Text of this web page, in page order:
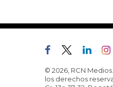
© 2026, RCN
los derechos